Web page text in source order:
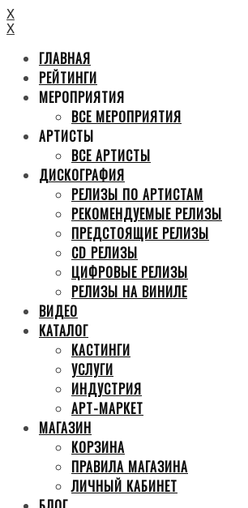
X
X
ГЛАВНАЯ
РЕЙТИНГИ
МЕРОПРИЯТИЯ
ВСЕ МЕРОПРИЯТИЯ
АРТИСТЫ
ВСЕ АРТИСТЫ
ДИСКОГРАФИЯ
РЕЛИЗЫ ПО АРТИСТАМ
РЕКОМЕНДУЕМЫЕ РЕЛИЗЫ
ПРЕДСТОЯЩИЕ РЕЛИЗЫ
CD РЕЛИЗЫ
ЦИФРОВЫЕ РЕЛИЗЫ
РЕЛИЗЫ НА ВИНИЛЕ
ВИДЕО
КАТАЛОГ
КАСТИНГИ
УСЛУГИ
ИНДУСТРИЯ
АРТ-МАРКЕТ
МАГАЗИН
КОРЗИНА
ПРАВИЛА МАГАЗИНА
ЛИЧНЫЙ КАБИНЕТ